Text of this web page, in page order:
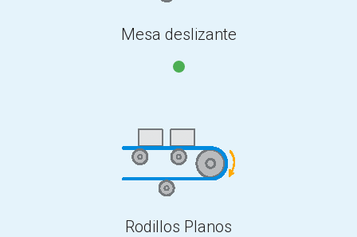
Mesa deslizante
Rodillos Planos